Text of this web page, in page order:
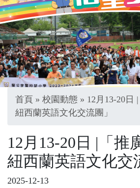
首頁 » 校園動態 » 12月13-20日
紐西蘭英語文化交流團」
12月13-20日 |「推
紐西蘭英語文化交
2025-12-13